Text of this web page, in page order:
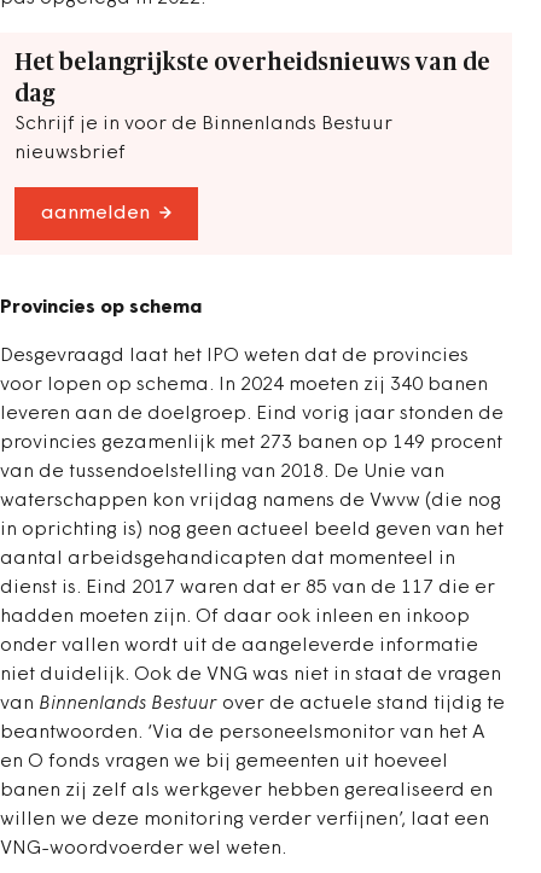
Het belangrijkste overheidsnieuws van de
dag
Schrijf je in voor de Binnenlands Bestuur
nieuwsbrief
aanmelden
Provincies op schema
Desgevraagd laat het IPO weten dat de provincies
voor lopen op schema. In 2024 moeten zij 340 banen
leveren aan de doelgroep. Eind vorig jaar stonden de
provincies gezamenlijk met 273 banen op 149 procent
van de tussendoelstelling van 2018. De Unie van
waterschappen kon vrijdag namens de Vwvw (die nog
in oprichting is) nog geen actueel beeld geven van het
aantal arbeidsgehandicapten dat momenteel in
dienst is. Eind 2017 waren dat er 85 van de 117 die er
hadden moeten zijn. Of daar ook inleen en inkoop
onder vallen wordt uit de aangeleverde informatie
niet duidelijk. Ook de VNG was niet in staat de vragen
van Binnenlands Bestuur over de actuele stand tijdig te
beantwoorden. ‘Via de personeelsmonitor van het A
en O fonds vragen we bij gemeenten uit hoeveel
banen zij zelf als werkgever hebben gerealiseerd en
willen we deze monitoring verder verfijnen’, laat een
VNG-woordvoerder wel weten.